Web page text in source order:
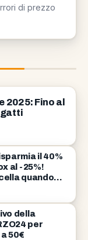
di prezzo
2025: Fino al
gatti
il 40%
al -25%!
quando
della
per
50€